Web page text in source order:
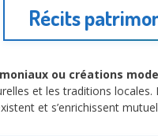
Récits
ou créations
et les traditions
et s’enrichissent